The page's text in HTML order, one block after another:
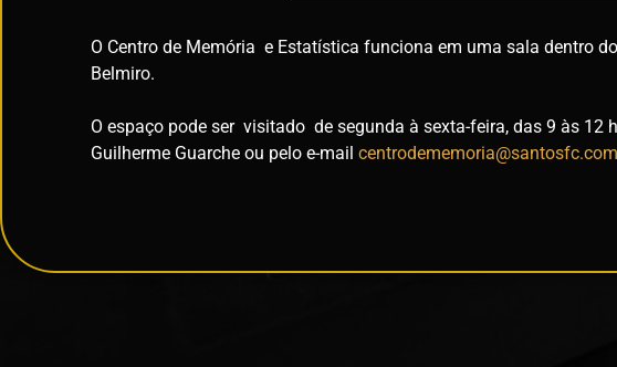
O Centro de Memória e Estatística funciona em uma sala dentro
Belmiro.
O espaço pode ser visitado de segunda à sexta-feira, das 9 às 12
Guilherme Guarche ou pelo e-mail